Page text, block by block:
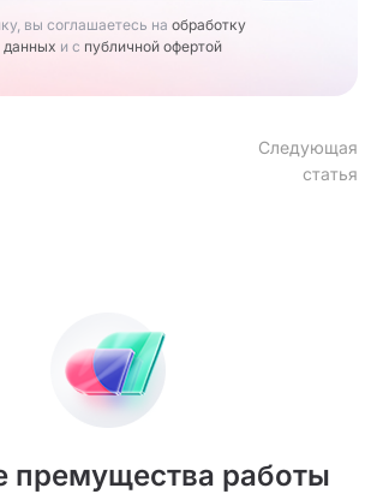
вы соглашаетесь на обработку
данных и с публичной офертой
Следующая
статья
премущества работы